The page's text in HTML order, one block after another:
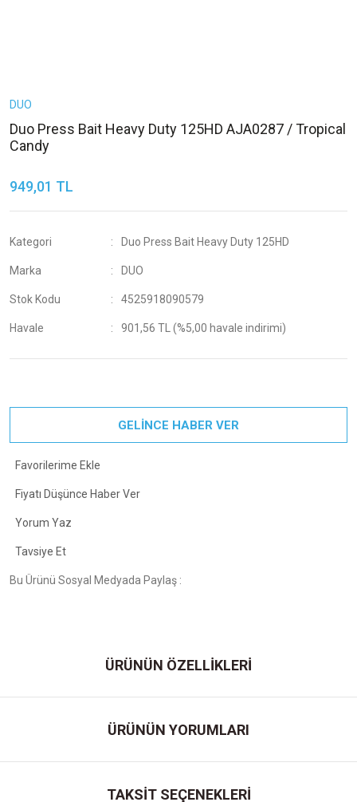
DUO
Duo Press Bait Heavy Duty 125HD AJA0287 / Tropical
Candy
949,01 TL
Kategori Duo Press Bait Heavy Duty 125HD
Marka DUO
Stok Kodu 4525918090579
Havale 901,56 TL (%5,00 havale indirimi)
GELİNCE HABER VER
Fiyatı Düşünce Haber Ver
Yorum Yaz
Tavsiye Et
Bu Ürünü Sosyal Medyada Paylaş :
ÜRÜNÜN ÖZELLİKLERİ
ÜRÜNÜN YORUMLARI
TAKSİT SEÇENEKLERİ